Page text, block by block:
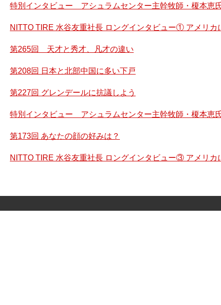
特別インタビュー アシュラムセンター主幹牧師・榎本恵
NITTO TIRE 水谷友重社長 ロングインタビュー① アメリカ
第265回 天才と秀才、凡才の違い
第208回 日本と北部中国に多い下戸
第227回 グレンデールに抗議しよう
特別インタビュー アシュラムセンター主幹牧師・榎本恵
第173回 あなたの顔の好みは？
NITTO TIRE 水谷友重社長 ロングインタビュー③ アメリカ